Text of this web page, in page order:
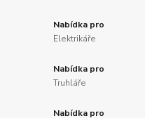
Nabídka pro
Elektrikáře
Nabídka pro
Truhláře
Nabídka pro